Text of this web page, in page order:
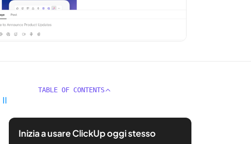
Il
TABLE OF CONTENTS
Inizia a usare ClickUp oggi stesso